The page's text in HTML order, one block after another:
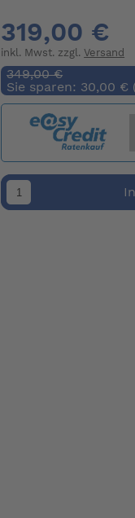
319,00 €
inkl. Mwst. zzgl.Versand
349,00 €
Sie sparen: 30,00 €